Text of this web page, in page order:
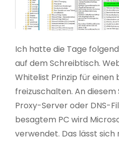
Ich hatte die Tage
auf dem Schreibtisch.
Whitelist Prinzip für
freizuschalten. An
Proxy-Server oder DNS-
besagtem PC wird
verwendet. Das lässt